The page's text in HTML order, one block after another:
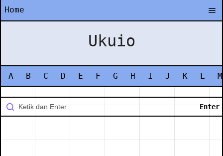
Home
Ukuio
A B C D E F G H I J K L M